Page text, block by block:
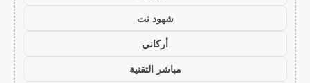
شهود نت
أركاني
مباشر التقنية